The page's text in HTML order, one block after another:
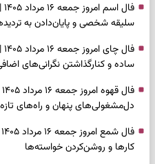
سلیقه شخصی و پایان‌دادن به
ساده و کنارگذاشتن نگرانی‌های
دل‌مشغولی‌های پنهان و راه‌های تازه
کارها و روشن‌کردن خواسته‌ها